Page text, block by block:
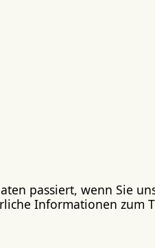
passiert, wenn Sie
Informationen zum